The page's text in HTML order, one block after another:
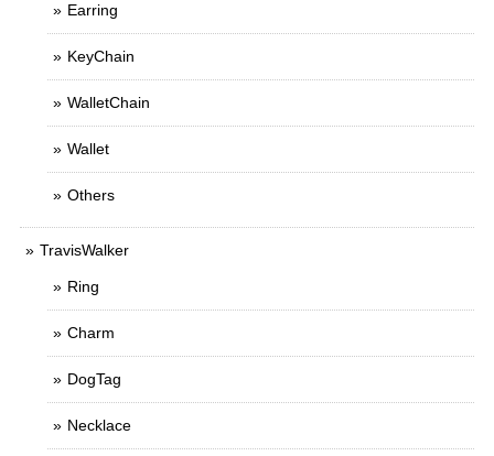
Earring
KeyChain
WalletChain
Wallet
Others
TravisWalker
Ring
Charm
DogTag
Necklace